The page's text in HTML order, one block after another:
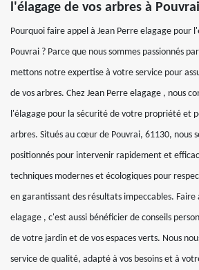
l'élagage de vos arbres à Pouvrai
Pourquoi faire appel à Jean Perre elagage pour
Pouvrai ? Parce que nous sommes passionnés
mettons notre expertise à votre service pour
de vos arbres. Chez Jean Perre elagage , nous
l'élagage pour la sécurité de votre propriété et
arbres. Situés au cœur de Pouvrai, 61130, nous
positionnés pour intervenir rapidement et
techniques modernes et écologiques pour
en garantissant des résultats impeccables. Faire
elagage , c'est aussi bénéficier de conseils
de votre jardin et de vos espaces verts. Nous
service de qualité, adapté à vos besoins et à